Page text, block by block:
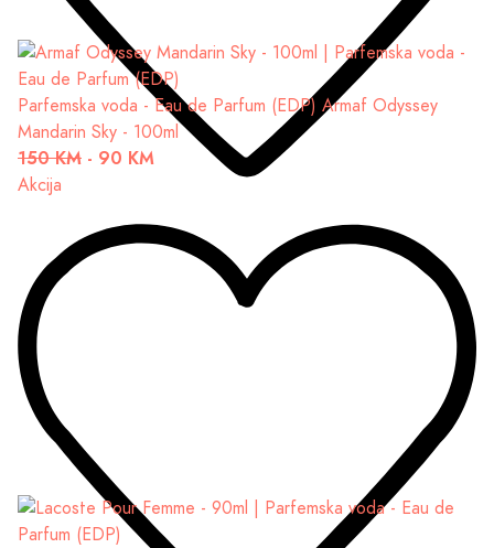
Parfemska voda - Eau de Parfum (EDP) Armaf Odyssey
Mandarin Sky - 100ml
150 KM - 90 KM
Akcija